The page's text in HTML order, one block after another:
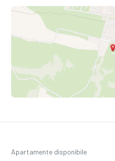
Apartamente disponibile